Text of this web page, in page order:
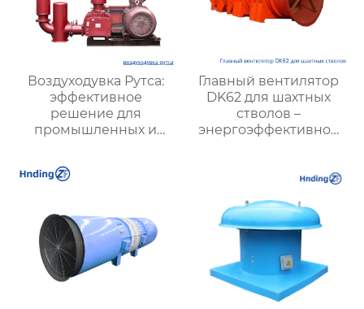
Воздуходувка Рутса:
эффективное
решение для
промышленных и
Главный вентилятор
DK62 для шахтных
стволов –
энергоэффективное